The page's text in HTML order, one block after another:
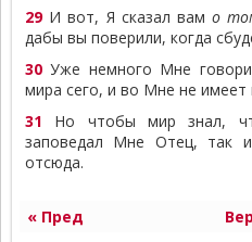
29И вот, Я сказал вамо
дабы вы поверили, когда
30 Уже немного Мне
мира сего, и во Мне не имеет
31 Но чтобы мир знал,
заповедал Мне Отец, так
отсюда.
« Пред